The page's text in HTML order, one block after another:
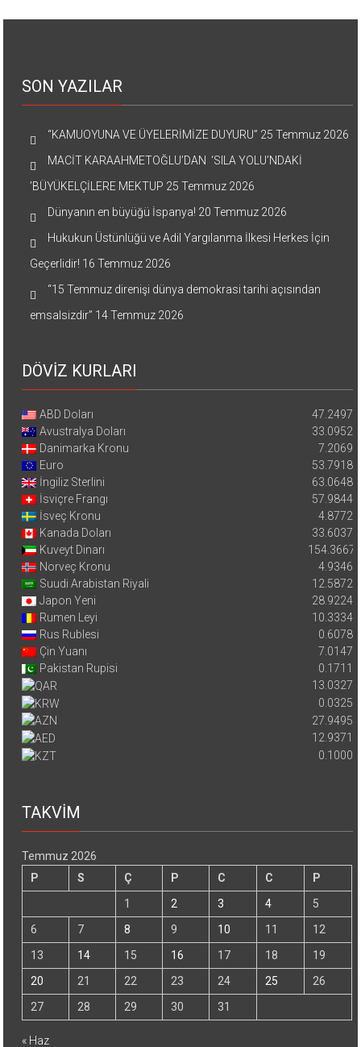
SON YAZILAR
“KAMUOYUNA VE ÜYELERİMİZE DUYURU” 25 Temmuz 2026
MACİT KARAAHMETOĞLU’DAN ‘SILA YOLU’NDAKİ
’BÜYÜKELÇİLERE MEKTUP 25 Temmuz 2026
Dünyanın en büyüğü İspanya! 20 Temmuz 2026
Hukukun Üstünlüğü ve Adil Yargılanma İlkesi Herkes İçin
Geçerlidir! 16 Temmuz 2026
“15 Temmuz direnişi dünya demokrasi tarihi açısından
emsalsizdir” 14 Temmuz 2026
DÖVİZ KURLARI
ABD Doları
47.2497
Avustralya Doları
33.0952
Danimarka Kronu
7.2069
Euro
53.7918
İngiliz Sterlini
63.0648
İsviçre Frangı
57.9844
İsveç Kronu
4.8772
Kanada Doları
33.6037
Kuveyt Dinarı
154.3667
Norveç Kronu
4.9346
Suudi Arabistan Riyali
12.5872
Japon Yeni
28.9224
Rumen Leyi
10.3334
Rus Rublesi
0.6078
Çin Yuanı
7.0147
Pakistan Rupisi
0.1711
13.0327
0.0325
27.9495
12.9371
0.1000
TAKVİM
Temmuz 2026
P
S Ç P C C
P
1
2 3 4
5
6
7 8 9 10 11
12
13
14 15 16 17 18
19
20
21 22 23 24 25
26
27
28 29 30 31
« Haz